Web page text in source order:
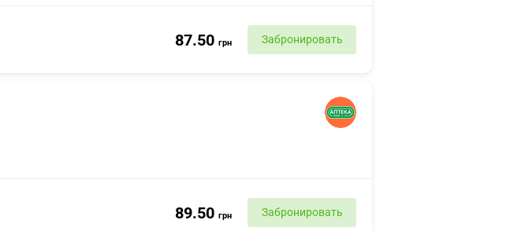
87.50 грн Забронировать
89.50 грн Забронировать